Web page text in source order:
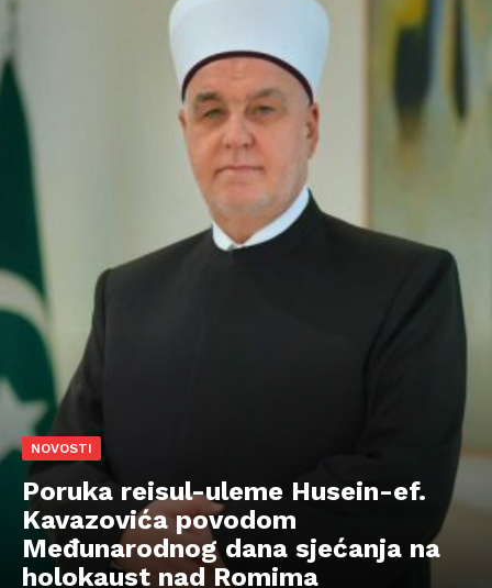
NOVOSTI
Poruka reisul-uleme Husein-ef.
Kavazovića povodom
Međunarodnog dana sjećanja na
holokaust nad Romima